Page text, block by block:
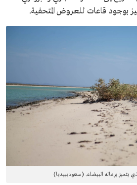
بوجود قاعات للعروض المتحفية.
يتميز برماله البيضاء. (سعوديبيديا)